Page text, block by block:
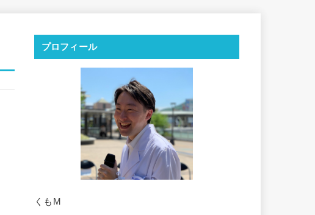
プロフィール
くもM